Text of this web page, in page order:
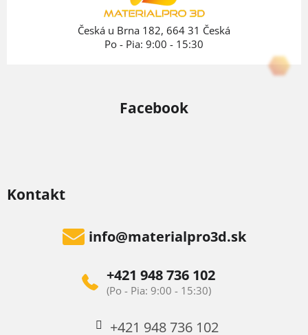
Kontakt
info@materialpro3d.sk
+421 948 736 102
+421 948 736 102
Česká u Brna 182, 664 31 Česká
Po - Pia: 9:00 - 15:30
Facebook